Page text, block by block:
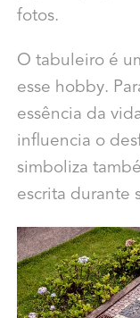
fotos.
O tabuleiro é
esse hobby.
essência da
influencia o
simboliza
escrita durante